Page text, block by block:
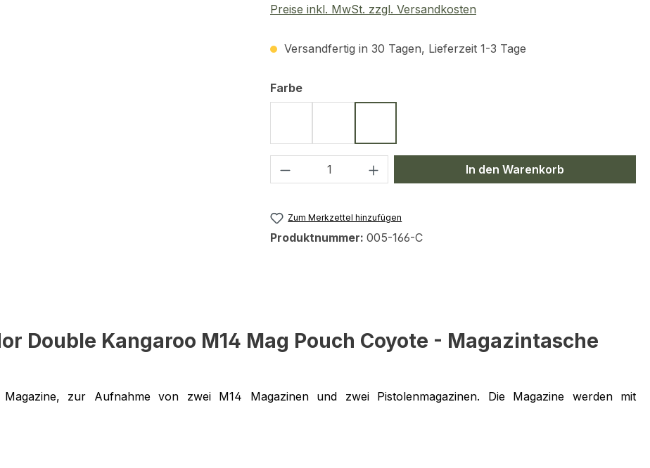
Preise inkl. MwSt. zzgl. Versandkosten
Versandfertig in 30 Tagen, Lieferzeit 1-3 Tage
Farbeauswählen
Produkt Anzahl: Gib den gewünschten Wert
In den Warenkorb
Zum Merkzettel hinzufügen
Produktnummer: 005-166-C
Double Kangaroo M14 Mag Pouch Coyote - Magazintasche
zur Aufnahme von zwei M14 Magazinen und zwei Pistolenmagazinen. Die Magazine werden mit